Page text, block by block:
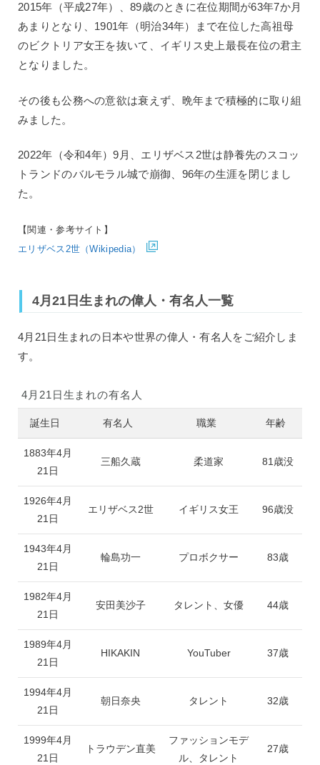
2015年（平成27年）、89歳のときに在位期間が63年7か月
あまりとなり、1901年（明治34年）まで在位した高祖母
のビクトリア女王を抜いて、イギリス史上最長在位の君主
となりました。
その後も公務への意欲は衰えず、晩年まで積極的に取り組
みました。
2022年（令和4年）9月、エリザベス2世は静養先のスコッ
トランドのバルモラル城で崩御、96年の生涯を閉じまし
た。
【関連・参考サイト】
エリザベス2世（Wikipedia）
4月21日生まれの偉人・有名人一覧
4月21日生まれの日本や世界の偉人・有名人をご紹介しま
す。
4月21日生まれの有名人
誕生日 有名人 職業 年齢
1883年4月
21日
三船久蔵 柔道家 81歳没
1926年4月
21日
エリザベス2世 イギリス女王 96歳没
1943年4月
21日
輪島功一 プロボクサー 83歳
1982年4月
21日
安田美沙子 タレント、女優 44歳
1989年4月
21日
HIKAKIN YouTuber 37歳
1994年4月
21日
朝日奈央 タレント 32歳
1999年4月
21日
トラウデン直美
ファッションモデ
ル、タレント
27歳